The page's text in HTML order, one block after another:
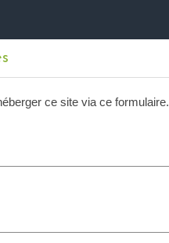
ce site via ce formulaire.